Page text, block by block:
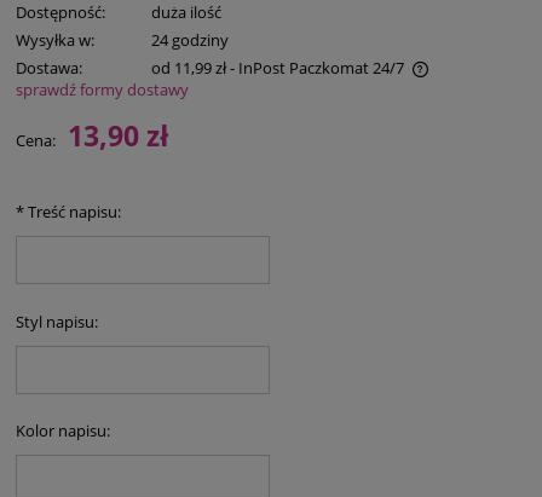
Dostępność:
duża ilość
Wysyłka w:
24 godziny
Dostawa:
od 11,99 zł- InPost Paczkomat 24/7
Cena nie zawiera ewentualnych kosztów płatności
sprawdź formy dostawy
Cena: 13,90 zł
*Treść napisu:
Styl napisu:
Kolor napisu: